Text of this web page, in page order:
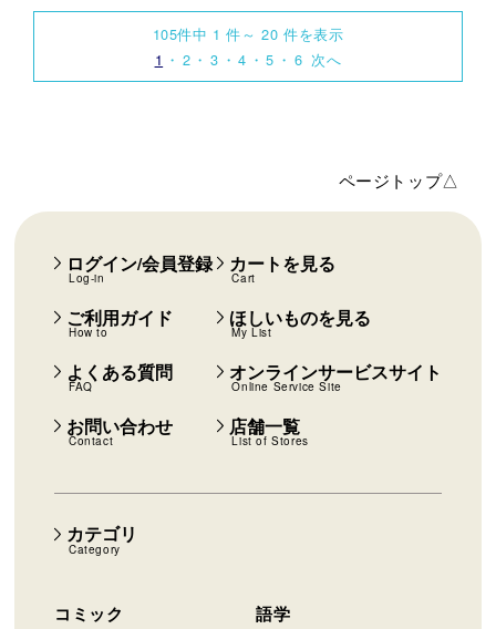
105件中 1 件～ 20 件を表示
1
2 3 4 5 6 次へ
ページトップ△
カテゴリ
Category
コミック
語学
ログイン/会員登録
Log-in
カートを見る
Cart
ご利用ガイド
How to
ほしいものを見る
My List
よくある質問
FAQ
オンラインサービスサイト
Online Service Site
お問い合わせ
Contact
店舗一覧
List of Stores